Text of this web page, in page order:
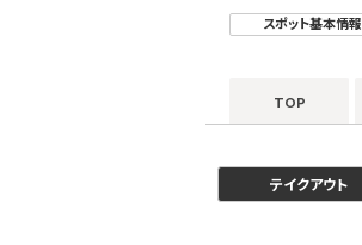
スポット基本情報
TOP
テイクアウト